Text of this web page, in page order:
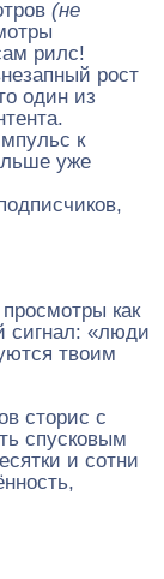
(не
рилс!
рост
один из
к
уже
как
сигнал: «люди
твоим
сторис с
спусковым
и сотни